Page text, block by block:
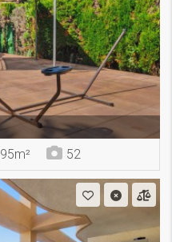
95m² 52